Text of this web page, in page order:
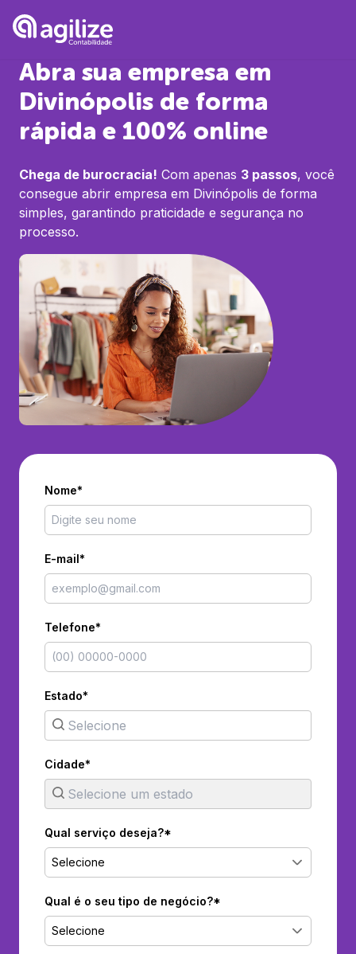
Abra sua empresa em
Divinópolis de forma
rápida e 100% online
Chega de burocracia! Com apenas 3 passos, você
consegue abrir empresa em Divinópolis de forma
simples, garantindo praticidade e segurança no
processo.
Nome*
E-mail*
Telefone*
Estado*
Cidade*
Qual serviço deseja?*
Selecione
Qual é o seu tipo de negócio?*
Selecione